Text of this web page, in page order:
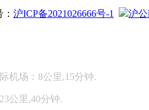
沪ICP备2021026666号-1 沪公
桥国际机场：8公
站：23公里